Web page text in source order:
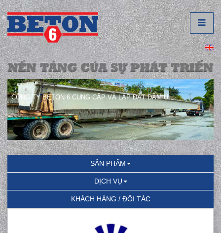
CÔNG TY BETON 6 CUNG CẤP VÀ LẮP ĐẶT DẦM U.
SẢN PHẨM
DỊCH VỤ
KHÁCH HÀNG / ĐỐI TÁC